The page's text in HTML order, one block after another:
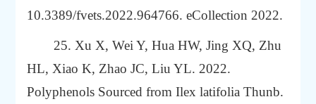
10.3389/fvets.2022.964766. eCollection 2022.
25. Xu X, Wei Y, Hua HW, Jing XQ, Zhu
HL, Xiao K, Zhao JC, Liu YL. 2022.
Polyphenols Sourced fromIlex latifolia Thunb.